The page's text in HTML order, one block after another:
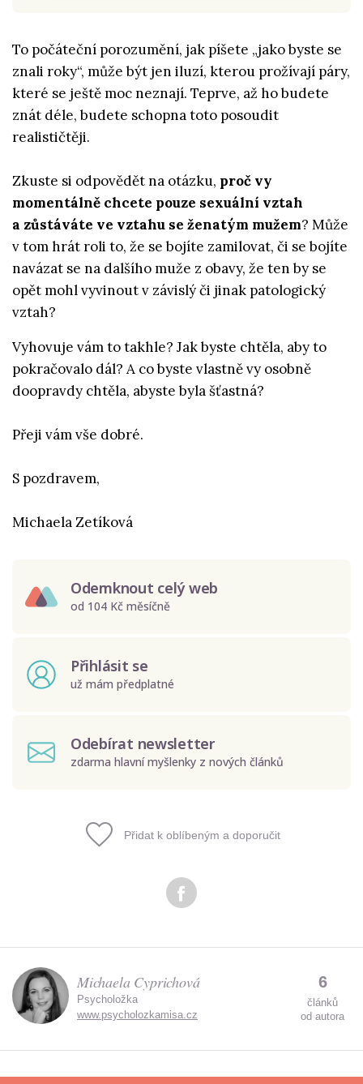
To počáteční porozumění, jak píšete „jako byste se
znali roky“, může být jen iluzí, kterou prožívají páry,
které se ještě moc neznají. Teprve, až ho budete
znát déle, budete schopna toto posoudit
realističtěji.
Zkuste si odpovědět na otázku, proč vy
momentálně chcete pouze sexuální vztah
a zůstáváte ve vztahu se ženatým mužem? Může
v tom hrát roli to, že se bojíte zamilovat, či se bojíte
navázat se na dalšího muže z obavy, že ten by se
opět mohl vyvinout v závislý či jinak patologický
vztah?
Vyhovuje vám to takhle? Jak byste chtěla, aby to
pokračovalo dál? A co byste vlastně vy osobně
doopravdy chtěla, abyste byla šťastná?
Přeji vám vše dobré.
S pozdravem,
Michaela Zetíková
Odemknout celý web
od 104 Kč měsíčně
Přihlásit se
už mám předplatné
Odebírat newsletter
zdarma hlavní myšlenky z nových článků
Odeslat
Přidat k oblíbeným a doporučit
Michaela Cyprichová
Psycholožka
www.psycholozkamisa.cz
6
článků
od autora